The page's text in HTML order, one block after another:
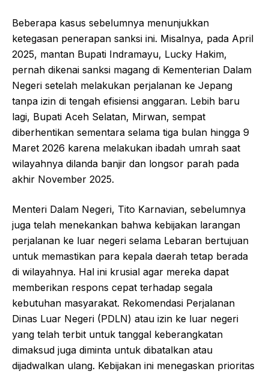
Beberapa kasus sebelumnya menunjukkan
ketegasan penerapan sanksi ini. Misalnya, pada April
2025, mantan Bupati Indramayu, Lucky Hakim,
pernah dikenai sanksi magang di Kementerian Dalam
Negeri setelah melakukan perjalanan ke Jepang
tanpa izin di tengah efisiensi anggaran. Lebih baru
lagi, Bupati Aceh Selatan, Mirwan, sempat
diberhentikan sementara selama tiga bulan hingga 9
Maret 2026 karena melakukan ibadah umrah saat
wilayahnya dilanda banjir dan longsor parah pada
akhir November 2025.
Menteri Dalam Negeri, Tito Karnavian, sebelumnya
juga telah menekankan bahwa kebijakan larangan
perjalanan ke luar negeri selama Lebaran bertujuan
untuk memastikan para kepala daerah tetap berada
di wilayahnya. Hal ini krusial agar mereka dapat
memberikan respons cepat terhadap segala
kebutuhan masyarakat. Rekomendasi Perjalanan
Dinas Luar Negeri (PDLN) atau izin ke luar negeri
yang telah terbit untuk tanggal keberangkatan
dimaksud juga diminta untuk dibatalkan atau
dijadwalkan ulang. Kebijakan ini menegaskan prioritas